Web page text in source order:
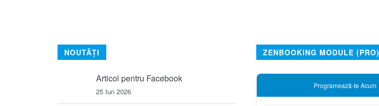
NOUTĂȚI
Articol pentru Facebook
25 Iun 2026
ZENBOOKING MODULE (PRO)
Programează-te Acum